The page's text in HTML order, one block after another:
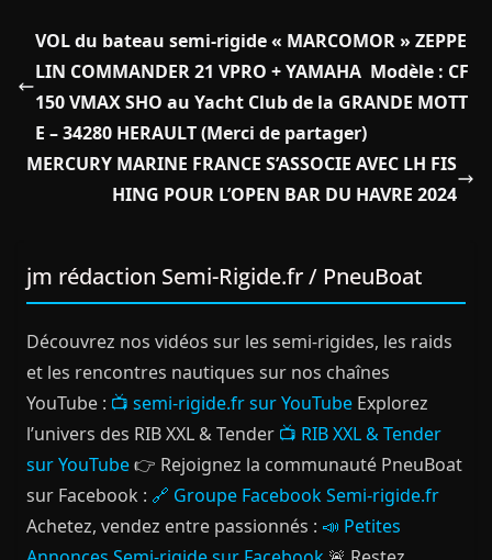
VOL du bateau semi-rigide « MARCOMOR » ZEPPE
LIN COMMANDER 21 VPRO + YAMAHA Modèle : CF
150 VMAX SHO au Yacht Club de la GRANDE MOTT
E – 34280 HERAULT (Merci de partager)
MERCURY MARINE FRANCE S’ASSOCIE AVEC LH FIS
HING POUR L’OPEN BAR DU HAVRE 2024
jm rédaction Semi-Rigide.fr / PneuBoat
Découvrez nos vidéos sur les semi-rigides, les raids
et les rencontres nautiques sur nos chaînes
YouTube : 📺 semi-rigide.fr sur YouTube Explorez
l’univers des RIB XXL & Tender 📺 RIB XXL & Tender
sur YouTube👉 Rejoignez la communauté PneuBoat
sur Facebook : 🔗 Groupe Facebook Semi-rigide.fr
Achetez, vendez entre passionnés : 📣 Petites